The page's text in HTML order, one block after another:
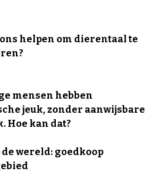
helpen om dierentaal te
mensen hebben
jeuk, zonder aanwijsbare
Hoe kan dat?
de wereld: goedkoop